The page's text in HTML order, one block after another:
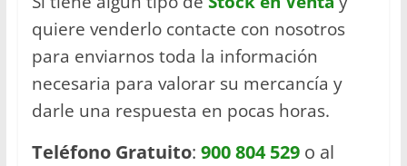
quiere venderlo contacte con nosotros
para enviarnos toda la información
necesaria para valorar su mercancía y
darle una respuesta en pocas horas.
Teléfono Gratuito: 900 804 529o al